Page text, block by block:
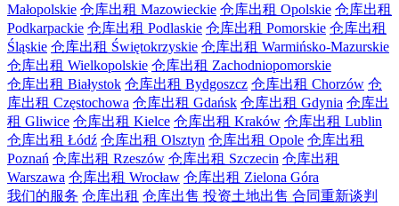
Małopolskie 仓库出租 Mazowieckie 仓库出租 Opolskie 仓库出租
Podkarpackie 仓库出租 Podlaskie 仓库出租 Pomorskie 仓库出租
Śląskie 仓库出租 Świętokrzyskie 仓库出租 Warmińsko-Mazurskie
仓库出租 Wielkopolskie 仓库出租 Zachodniopomorskie
仓库出租 Białystok 仓库出租 Bydgoszcz 仓库出租 Chorzów 仓
库出租 Częstochowa 仓库出租 Gdańsk 仓库出租 Gdynia 仓库出
租 Gliwice 仓库出租 Kielce 仓库出租 Kraków 仓库出租 Lublin
仓库出租 Łódź 仓库出租 Olsztyn 仓库出租 Opole 仓库出租
Poznań 仓库出租 Rzeszów 仓库出租 Szczecin 仓库出租
Warszawa 仓库出租 Wrocław 仓库出租 Zielona Góra
我们的服务 仓库出租 仓库出售 投资土地出售 合同重新谈判